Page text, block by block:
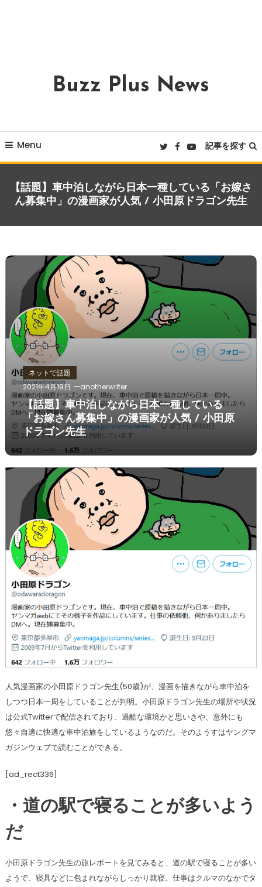
Buzz Plus News
Menu 記事を探す
【話題】車中泊しながら日本一種している「お嫁さ
ん募集中」の漫画家が人気 / 小田原ドラゴン先生
ネットで話題
2021年4月19日
anotherwriter
【話題】車中泊しながら日本一種している
「お嫁さん募集中」の漫画家が人気 / 小田原
ドラゴン先生
人気漫画家の小田原ドラゴン先生(50歳)が、漫画を描きながら車中泊を
しつつ日本一周をしていることが判明。小田原ドラゴン先生の場所や状況
は公式Twitterで配信されており、過酷な環境かと思いきや、意外にも
悠々自適に快適な車中泊旅をしているようなのだ。そのようすはヤングマ
ガジンウェブで読むことができる。
[ad_rect336]
・道の駅で寝ることが多いよう
だ
小田原ドラゴン先生の旅レポートを見てみると、道の駅で寝ることが多い
ようで、寝具などに包まれながらしっかり就寝。仕事はクルマのなかでタ